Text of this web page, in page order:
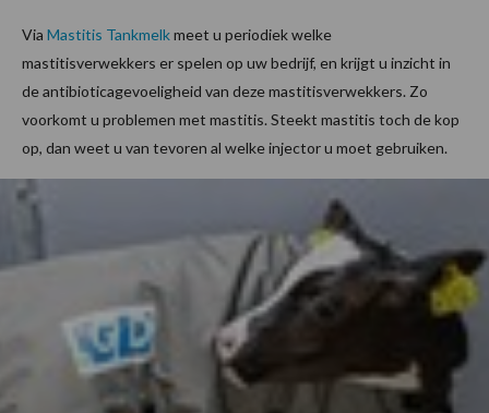
Via Mastitis Tankmelkmeet u periodiek welke
mastitisverwekkers er spelen op uw bedrijf, en krijgt u inzicht in
de antibioticagevoeligheid van deze mastitisverwekkers. Zo
voorkomt u problemen met mastitis. Steekt mastitis toch de kop
op, dan weet u van tevoren al welke injector u moet gebruiken.